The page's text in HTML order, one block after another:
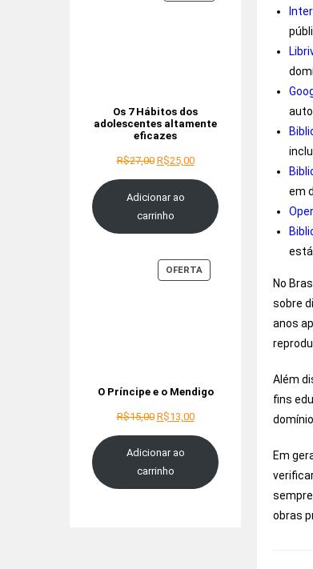
em
está
No
sobre
anos
Além
fins
Em
obras
Os 7 Hábitos dos
adolescentes altamente
eficazes
R$27,00 R$25,00
Adicionar ao
carrinho
OFERTA
O Príncipe e o Mendigo
R$15,00 R$13,00
Adicionar ao
carrinho